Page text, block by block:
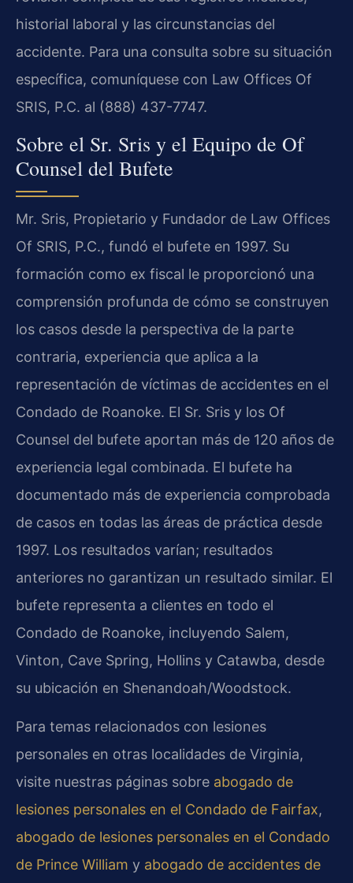
historial laboral y las circunstancias del
accidente. Para una consulta sobre su situación
específica, comuníquese con Law Offices Of
SRIS, P.C. al (888) 437-7747.
Sobre el Sr. Sris y el Equipo de Of
Counsel del Bufete
Mr. Sris, Propietario y Fundador de Law Offices
Of SRIS, P.C., fundó el bufete en 1997. Su
formación como ex fiscal le proporcionó una
comprensión profunda de cómo se construyen
los casos desde la perspectiva de la parte
contraria, experiencia que aplica a la
representación de víctimas de accidentes en el
Condado de Roanoke. El Sr. Sris y los Of
Counsel del bufete aportan más de 120 años de
experiencia legal combinada. El bufete ha
documentado más de experiencia comprobada
de casos en todas las áreas de práctica desde
1997. Los resultados varían; resultados
anteriores no garantizan un resultado similar. El
bufete representa a clientes en todo el
Condado de Roanoke, incluyendo Salem,
Vinton, Cave Spring, Hollins y Catawba, desde
su ubicación en Shenandoah/Woodstock.
Para temas relacionados con lesiones
personales en otras localidades de Virginia,
visite nuestras páginas sobre abogado de
lesiones personales en el Condado de Fairfax,
abogado de lesiones personales en el Condado
de Prince William y abogado de accidentes de